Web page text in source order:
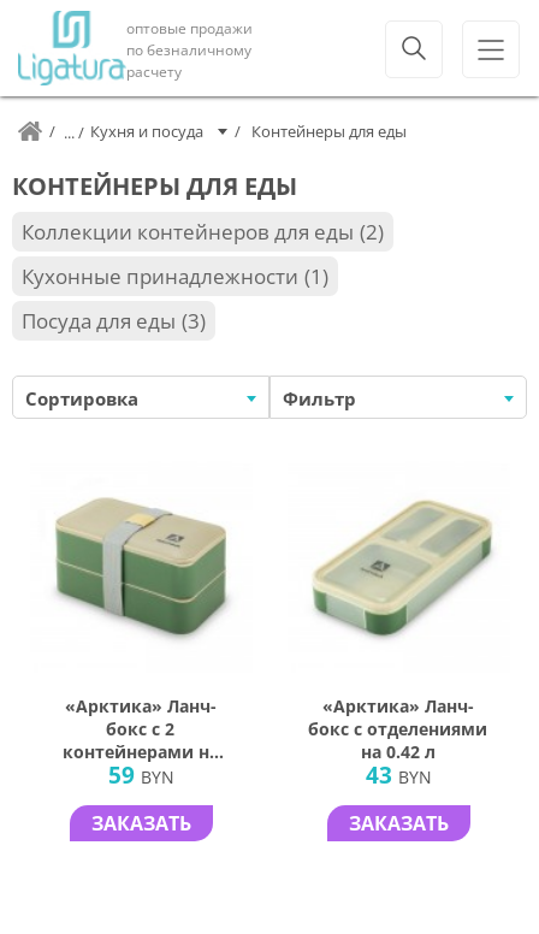
оптовые продажи
по безналичному
расчету
Кухня и посуда Контейнеры для еды
КОНТЕЙНЕРЫ ДЛЯ ЕДЫ
Коллекции контейнеров для еды 2
Кухонные принадлежности 1
Посуда для еды 3
Сортировка Фильтр
«Арктика» Ланч-
бокс с 2
контейнерами на
1.2 л
59 BYN
ЗАКАЗАТЬ
«Арктика» Ланч-
бокс с отделениями
на 0.42 л
43 BYN
ЗАКАЗАТЬ